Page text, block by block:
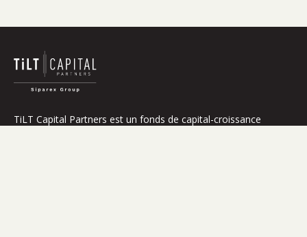
TiLT Capital Partners est un fonds de capital-croissance